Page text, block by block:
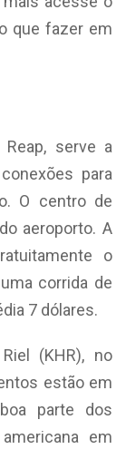
que fazer em
serve a
para
O centro de
aeroporto. A
o
corrida de
7 dólares.
(KHR), no
estão em
parte dos
em